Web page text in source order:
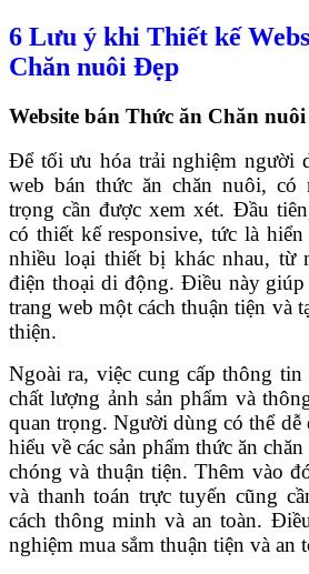
6 Lưu ý khi Thiết kế
Chăn nuôi Đẹp
Website bán Thức ăn Chăn
Để tối ưu hóa trải nghiệm người
web bán thức ăn chăn nuôi, có
trọng cần được xem xét. Đầu
có thiết kế responsive, tức là
nhiều loại thiết bị khác nhau, từ
điện thoại di động. Điều này
trang web một cách thuận tiện và
thiện.
Ngoài ra, việc cung cấp thông tin
chất lượng ảnh sản phẩm và
quan trọng. Người dùng có thể
hiểu về các sản phẩm thức ăn
chóng và thuận tiện.Thêm vào
và thanh toán trực tuyến cũng
cách thông minh và an toàn.
nghiệm mua sắm thuận tiện và an